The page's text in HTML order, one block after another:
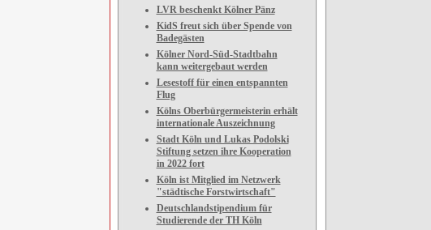
LVR beschenkt Kölner Pänz
KidS freut sich über Spende von
Badegästen
Kölner Nord-Süd-Stadtbahn
kann weitergebaut werden
Lesestoff für einen entspannten
Flug
Kölns Oberbürgermeisterin erhält
internationale Auszeichnung
Stadt Köln und Lukas Podolski
Stiftung setzen ihre Kooperation
in 2022 fort
Köln ist Mitglied im Netzwerk
"städtische Forstwirtschaft"
Deutschlandstipendium für
Studierende der TH Köln